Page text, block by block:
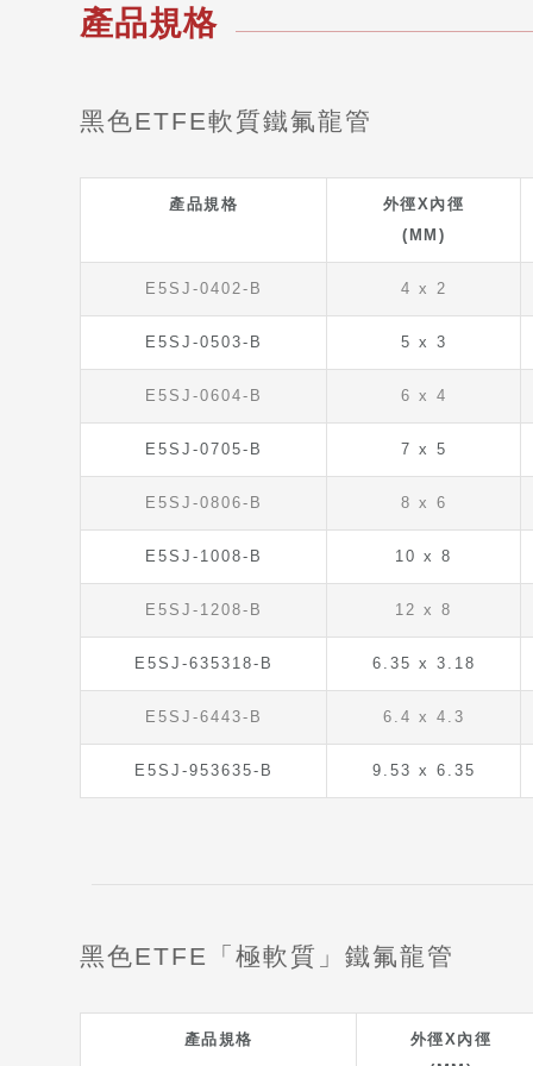
產品規格
黑色ETFE軟質鐵氟龍管
產品規格
外徑X內徑
(MM)
E5SJ-0402-B 4 x 2
E5SJ-0503-B 5 x 3
E5SJ-0604-B 6 x 4
E5SJ-0705-B 7 x 5
E5SJ-0806-B 8 x 6
E5SJ-1008-B 10 x 8
E5SJ-1208-B 12 x 8
E5SJ-635318-B 6.35 x 3.18
E5SJ-6443-B 6.4 x 4.3
E5SJ-953635-B 9.53 x 6.35
黑色ETFE「極軟質」鐵氟龍管
產品規格
外徑X內徑